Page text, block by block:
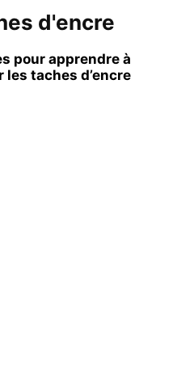
d'encre
pour apprendre à
les taches d’encre